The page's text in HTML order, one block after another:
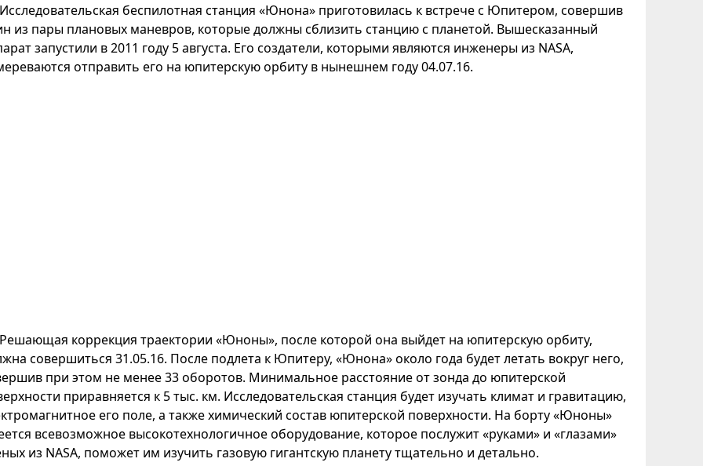
Исследовательская беспилотная станция «Юнона» приготовилась к встрече с Юпитером, совершив
из пары плановых маневров, которые должны сблизить станцию с планетой. Вышесказанный
запустили в 2011 году 5 августа. Его создатели, которыми являются инженеры из NASA,
отправить его на юпитерскую орбиту в нынешнем году 04.07.16.
Решающая коррекция траектории «Юноны», после которой она выйдет на юпитерскую орбиту,
совершиться 31.05.16. После подлета к Юпитеру, «Юнона» около года будет летать вокруг него,
при этом не менее 33 оборотов. Минимальное расстояние от зонда до юпитерской
приравняется к 5 тыс. км. Исследовательская станция будет изучать климат и гравитацию,
его поле, а также химический состав юпитерской поверхности. На борту «Юноны»
всевозможное высокотехнологичное оборудование, которое послужит «руками» и «глазами»
из NASA, поможет им изучить газовую гигантскую планету тщательно и детально.